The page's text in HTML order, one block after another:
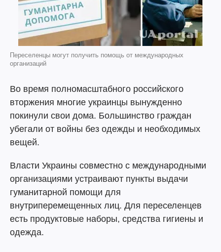
Переселенцы могут получить помощь от международных
организаций
Во время полномасштабного российского
вторжения многие украинцы вынужденно
покинули свои дома. Большинство граждан
убегали от войны без одежды и необходимых
вещей.
Власти Украины совместно с международными
организациями устраивают пункты выдачи
гуманитарной помощи для
внутриперемещенных лиц. Для переселенцев
есть продуктовые наборы, средства гигиены и
одежда.